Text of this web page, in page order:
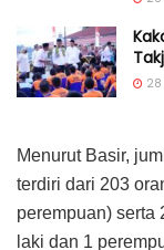
28
Menurut Basir,
terdiri dari 203
perempuan) serta
laki dan 1